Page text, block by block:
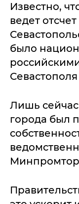
Известно,
ведет
было
Севастополя
Лишь сейчас
города был